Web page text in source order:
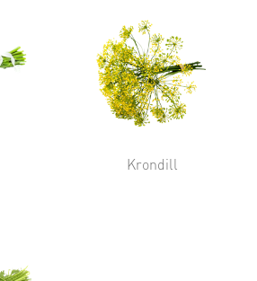
Krondill